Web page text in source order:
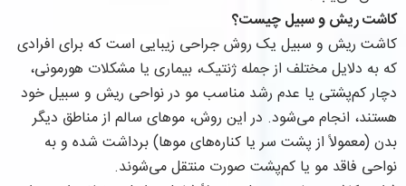
کاشت ریش و سبیل چیست؟
کاشت ریش و سبیل یک روش جراحی زیبایی است که برای افرادی
که به دلایل مختلف از جمله ژنتیک، بیماری یا مشکلات هورمونی،
دچار کم‌پشتی یا عدم رشد مناسب مو در نواحی ریش و سبیل خود
هستند، انجام می‌شود. در این روش، موهای سالم از مناطق دیگر
بدن (معمولاً از پشت سر یا کناره‌های موها) برداشت شده و به
نواحی فاقد مو یا کم‌پشت صورت منتقل می‌شوند.